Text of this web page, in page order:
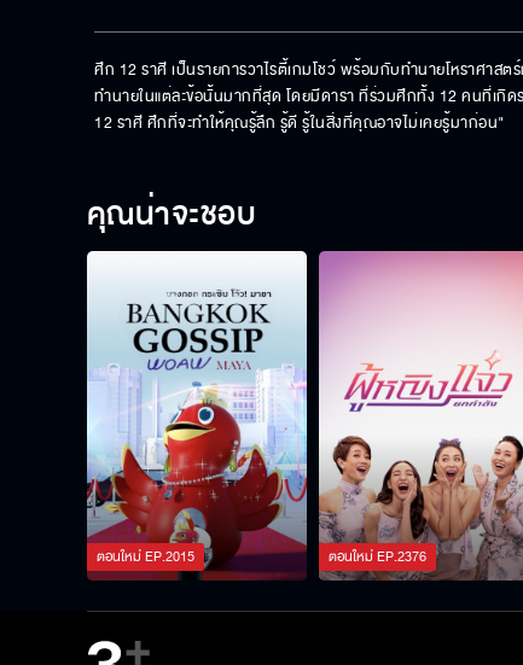
ศึก 12 ราศี เป็นรายการวาไรตี้เกมโชว์ พร้อมกับทำนายโหราศาส
ทำนายในแต่ละข้อนั้นมากที่สุด โดยมีดารา ที่ร่วมศึกทั้ง 12 คนที่เกิ
12 ราศี ศึกที่จะทำให้คุณรู้ลึก รู้ดี รู้ในสิ่งที่คุณอาจไม่เคยรู้มาก่อน"
คุณน่าจะชอบ
ตอนใหม่EP.2015 ตอนใหม่EP.2376